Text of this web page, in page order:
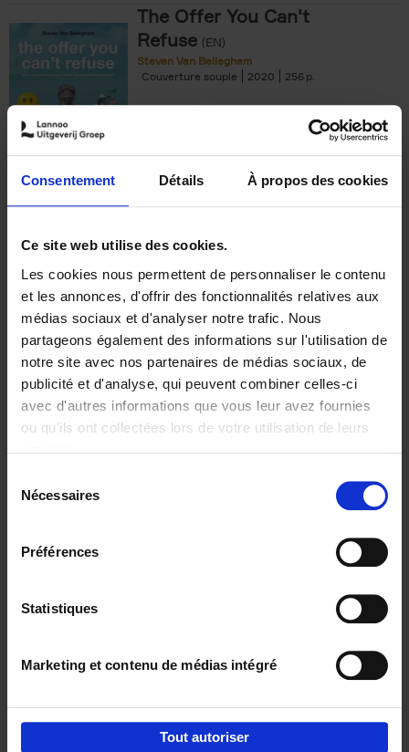
Consentement Détails À propos des cookies
Ce site web utilise des cookies.
Les cookies nous permettent de personnaliser le contenu
et les annonces, d'offrir des fonctionnalités relatives aux
médias sociaux et d'analyser notre trafic. Nous
partageons également des informations sur l'utilisation de
notre site avec nos partenaires de médias sociaux, de
publicité et d'analyse, qui peuvent combiner celles-ci
avec d'autres informations que vous leur avez fournies
ou qu'ils ont collectées lors de votre utilisation de leurs
Nécessaires
Préférences
Statistiques
Marketing et contenu de médias intégré
Tout autoriser
The Offer You Can't
Refuse (EN)
Steven Van Belleghem
Couverture souple
2020 256
€37,50
Building Bonds = Building
Business
Jochen Roef Jozefien De Feyter
Carolien Boom
Couverture souple
2025 200
€29,99
Digital marketing like a PRO -
completely revised edition (EN)